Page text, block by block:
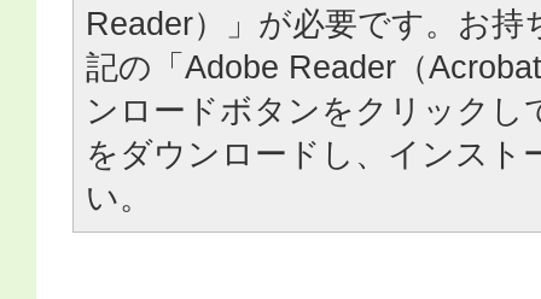
Reader）」が必要です。お持
記の「Adobe Reader（
ンロードボタンをクリックし
をダウンロードし、インスト
い。